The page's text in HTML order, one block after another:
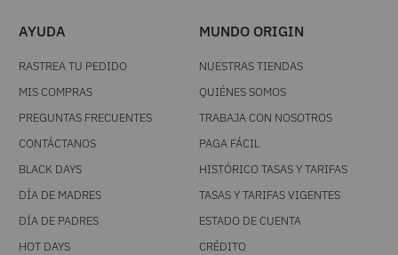
AYUDA
RASTREA TU PEDIDO
MIS COMPRAS
PREGUNTAS FRECUENTES
CONTÁCTANOS
BLACK DAYS
DÍA DE MADRES
DÍA DE PADRES
HOT DAYS
MUNDO ORIGIN
NUESTRAS TIENDAS
QUIÉNES SOMOS
TRABAJA CON NOSOTROS
PAGA FÁCIL
HISTÓRICO TASAS Y TARIFAS
TASAS Y TARIFAS VIGENTES
ESTADO DE CUENTA
CRÉDITO